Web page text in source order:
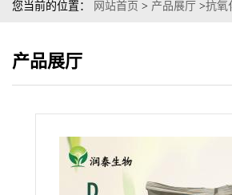
您当前的位置： 网站首页 > 产品展厅 >抗氧
产品展厅